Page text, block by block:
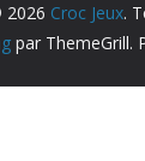
2026 Croc Jeux.
par ThemeGrill.